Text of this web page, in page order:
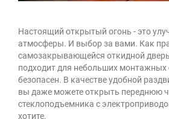
Настоящий открытый огонь - это
атмосферы. И выбор за вами. Как
самозакрывающейся откидной
подходит для небольших монтажных
безопасен. В качестве удобной
вы даже можете открыть переднюю
стеклоподъемника с
хотите.